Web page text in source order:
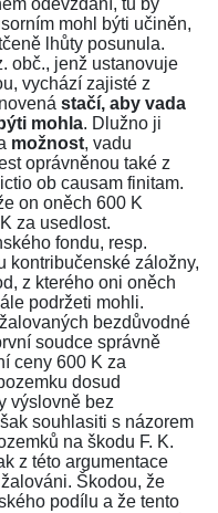
odevzdání, tu by
mohl býti učiněn,
lhůty posunula.
obč., jenž ustanovuje
vychází zajisté z
stačí, aby vada
mohla. Dlužno ji
možnost, vadu
oprávněnou také z
ob causam finitam.
on oněch 600 K
za usedlost.
fondu, resp.
kontribučenské záložny,
z kterého oni oněch
podržeti mohli.
bezdůvodné
soudce správně
ceny 600 K za
dosud
výslovně bez
souhlasiti s názorem
na škodu F. K.
z této argumentace
Škodou, že
podílu a že tento